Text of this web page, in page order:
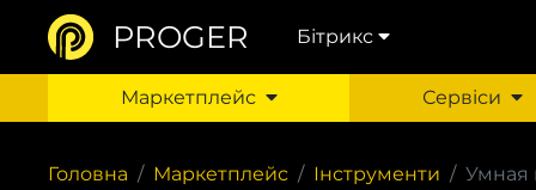
PROGER Бітрикс
Маркетплейс Сервіси
Головна Маркетплейс Інструменти Умная